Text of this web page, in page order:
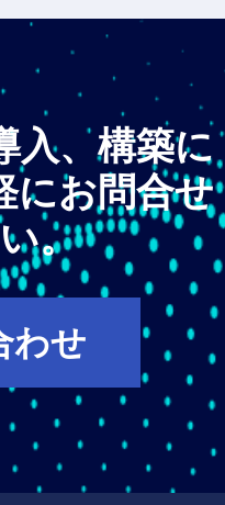
入、構築に
にお問合せ
。
わせ